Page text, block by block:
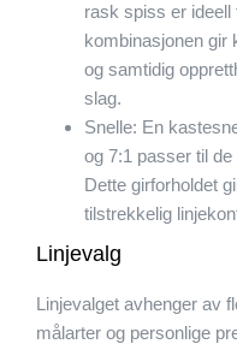
rask spiss er
kombinasjonen gir
og samtidig
slag.
Snelle: En
og 7:1 passer til
Dette girforholdet
tilstrekkelig
Linjevalg
Linjevalget avhenger av
målarter og personlige